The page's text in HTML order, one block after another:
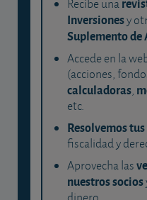
Recibe una
Inversionesy
Suplemento de
Accede en la
(acciones,
calculadoras,
etc.
Resolvemos
fiscalidad y
Aprovecha las
nuestros socios